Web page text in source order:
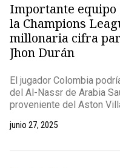
Importante
la Champions
millonaria cifra
Jhon Durán
El jugador Colombia
del Al-Nassr de Arabia
proveniente del Aston
junio 27, 2025